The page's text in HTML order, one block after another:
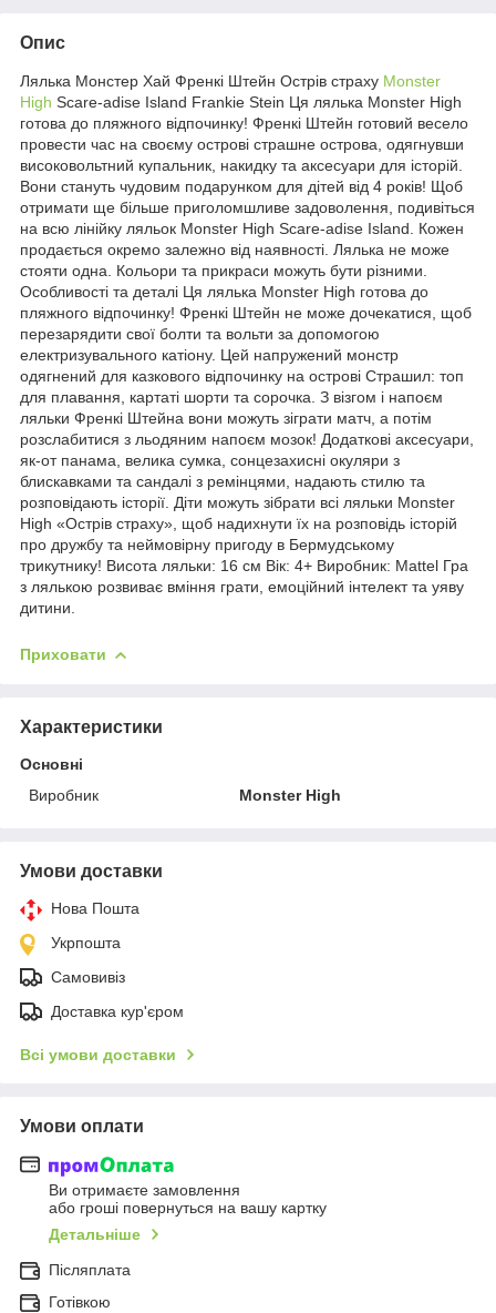
Опис
Лялька Монстер Хай Френкі Штейн Острів страху Monster
High Scare-adise Island Frankie Stein Ця лялька Monster High
готова до пляжного відпочинку! Френкі Штейн готовий весело
провести час на своєму острові страшне острова, одягнувши
високовольтний купальник, накидку та аксесуари для історій.
Вони стануть чудовим подарунком для дітей від 4 років! Щоб
отримати ще більше приголомшливе задоволення, подивіться
на всю лінійку ляльок Monster High Scare-adise Island. Кожен
продається окремо залежно від наявності. Лялька не може
стояти одна. Кольори та прикраси можуть бути різними.
Особливості та деталі Ця лялька Monster High готова до
пляжного відпочинку! Френкі Штейн не може дочекатися, щоб
перезарядити свої болти та вольти за допомогою
електризувального катіону. Цей напружений монстр
одягнений для казкового відпочинку на острові Страшил: топ
для плавання, картаті шорти та сорочка. З візгом і напоєм
ляльки Френкі Штейна вони можуть зіграти матч, а потім
розслабитися з льодяним напоєм мозок! Додаткові аксесуари,
як-от панама, велика сумка, сонцезахисні окуляри з
блискавками та сандалі з ремінцями, надають стилю та
розповідають історії. Діти можуть зібрати всі ляльки Monster
High «Острів страху», щоб надихнути їх на розповідь історій
про дружбу та неймовірну пригоду в Бермудському
трикутнику! Висота ляльки: 16 см Вік: 4+ Виробник: Mattel Гра
з лялькою розвиває вміння грати, емоційний інтелект та уяву
дитини.
Приховати
Характеристики
Основні
Виробник
Monster High
Умови доставки
Нова Пошта
Укрпошта
Самовивіз
Доставка кур'єром
Всі умови доставки
Умови оплати
Ви отримаєте замовлення
або гроші повернуться на вашу картку
Детальніше
Післяплата
Готівкою